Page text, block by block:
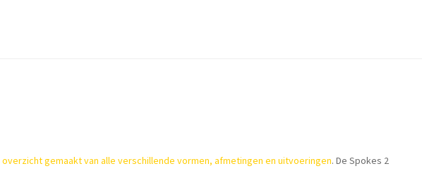
overzicht gemaakt van alle verschillende vormen, afmetingen en uitvoeringen. De Spokes 2